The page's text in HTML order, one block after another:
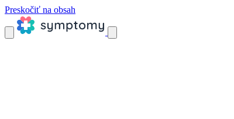
Preskočiť na obsah